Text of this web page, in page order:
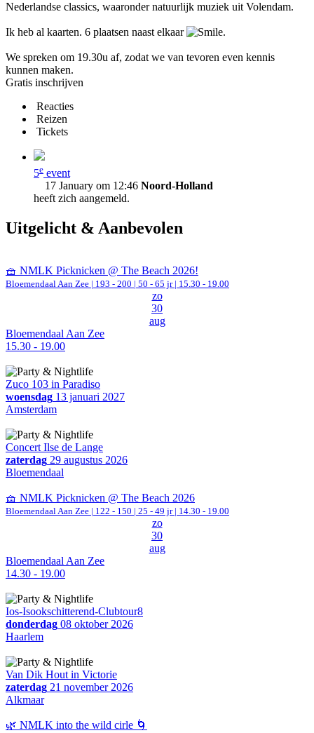
Nederlandse classics, waaronder natuurlijk muziek uit Volendam.
Ik heb al kaarten. 6 plaatsen naast elkaar .
We spreken om 19.30u af, zodat we van tevoren even kennis
kunnen maken.
Gratis inschrijven
Reacties
Reizen
Tickets
5e event
17 January om 12:46 Noord-Holland
heeft zich aangemeld.
Uitgelicht & Aanbevolen
🧺 NMLK Picknicken @ The Beach 2026!
Bloemendaal Aan Zee | 193 - 200 | 50 - 65 jr | 15.30 - 19.00
zo
30
aug
Bloemendaal Aan Zee
15.30 - 19.00
Zuco 103 in Paradiso
woensdag 13 januari 2027
Amsterdam
Concert Ilse de Lange
zaterdag 29 augustus 2026
Bloemendaal
🧺 NMLK Picknicken @ The Beach 2026
Bloemendaal Aan Zee | 122 - 150 | 25 - 49 jr | 14.30 - 19.00
zo
30
aug
Bloemendaal Aan Zee
14.30 - 19.00
Ios-Isookschitterend-Clubtour8
donderdag 08 oktober 2026
Haarlem
Van Dik Hout in Victorie
zaterdag 21 november 2026
Alkmaar
🌿 NMLK into the wild cirle 🌀